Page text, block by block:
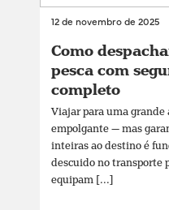
12 de novembro de 2025
Como
pesca com
completo
Viajar para uma grande
empolgante — mas
inteiras ao destino é
descuido no transporte
equipam [...]